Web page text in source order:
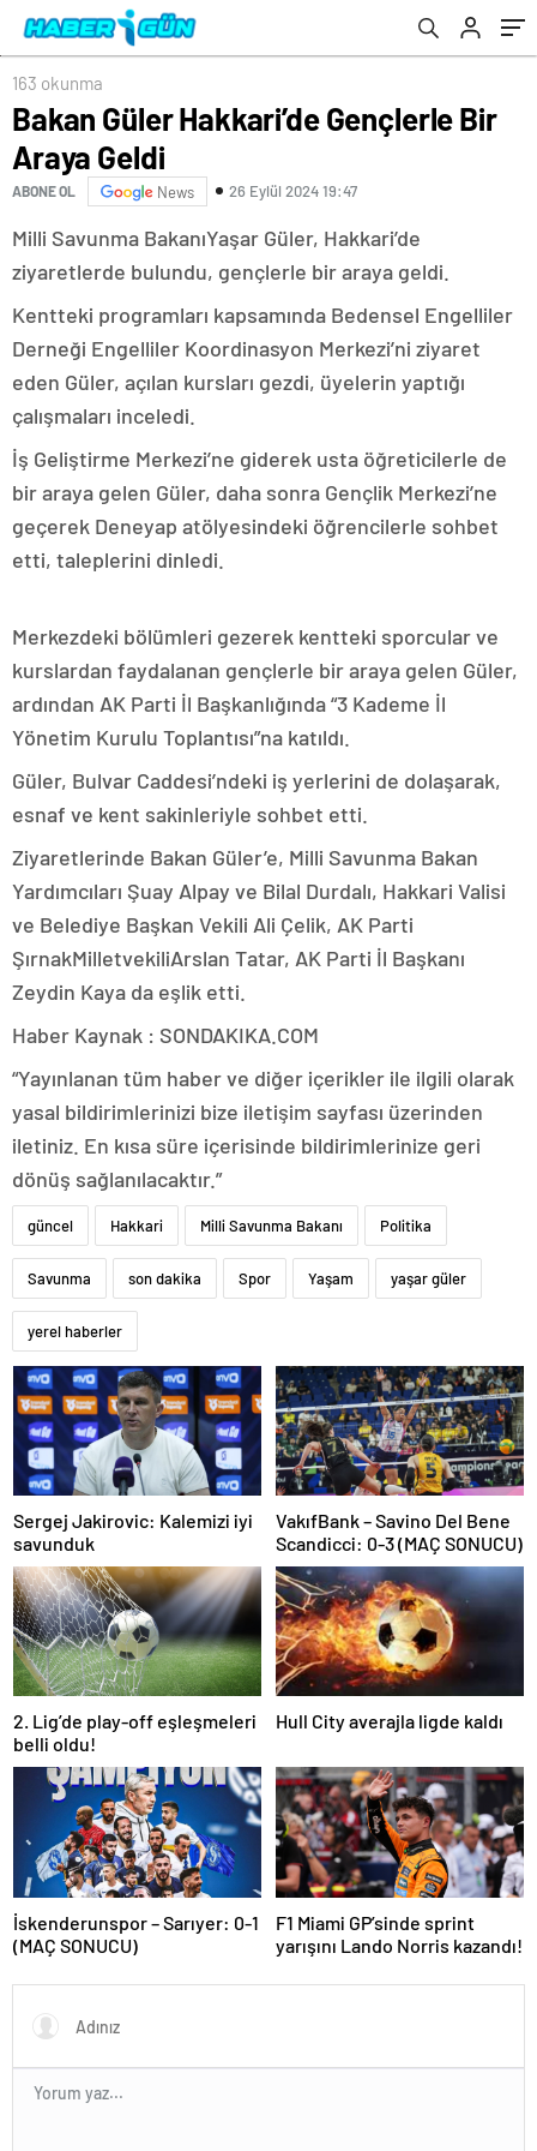
163 okunma
Bakan Güler Hakkari’de Gençlerle Bir
Araya Geldi
ABONE OL News 26 Eylül 2024 19:47
Milli Savunma BakanıYaşar Güler, Hakkari’de
ziyaretlerde bulundu, gençlerle bir araya geldi.
Kentteki programları kapsamında Bedensel Engelliler
Derneği Engelliler Koordinasyon Merkezi’ni ziyaret
eden Güler, açılan kursları gezdi, üyelerin yaptığı
çalışmaları inceledi.
İş Geliştirme Merkezi’ne giderek usta öğreticilerle de
bir araya gelen Güler, daha sonra Gençlik Merkezi’ne
geçerek Deneyap atölyesindeki öğrencilerle sohbet
etti, taleplerini dinledi.
Merkezdeki bölümleri gezerek kentteki sporcular ve
kurslardan faydalanan gençlerle bir araya gelen Güler,
ardından AK Parti İl Başkanlığında “3 Kademe İl
Yönetim Kurulu Toplantısı”na katıldı.
Güler, Bulvar Caddesi’ndeki iş yerlerini de dolaşarak,
esnaf ve kent sakinleriyle sohbet etti.
Ziyaretlerinde Bakan Güler’e, Milli Savunma Bakan
Yardımcıları Şuay Alpay ve Bilal Durdalı, Hakkari Valisi
ve Belediye Başkan Vekili Ali Çelik, AK Parti
ŞırnakMilletvekiliArslan Tatar, AK Parti İl Başkanı
Zeydin Kaya da eşlik etti.
Haber Kaynak : SONDAKIKA.COM
“Yayınlanan tüm haber ve diğer içerikler ile ilgili olarak
yasal bildirimlerinizi bize iletişim sayfası üzerinden
iletiniz. En kısa süre içerisinde bildirimlerinize geri
dönüş sağlanılacaktır.”
güncel Hakkari Milli Savunma Bakanı Politika
Savunma son dakika Spor Yaşam yaşar güler
yerel haberler
Sergej Jakirovic: Kalemizi iyi
savunduk
VakıfBank – Savino Del Bene
Scandicci: 0-3 (MAÇ SONUCU)
2. Lig’de play-off eşleşmeleri
belli oldu!
Hull City averajla ligde kaldı
İskenderunspor – Sarıyer: 0-1
(MAÇ SONUCU)
F1 Miami GP’sinde sprint
yarışını Lando Norris kazandı!